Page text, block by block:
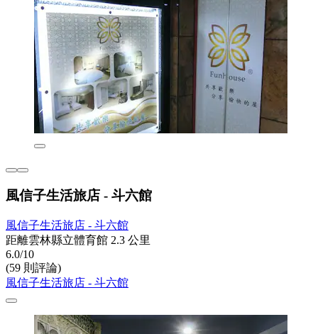
風信子生活旅店 - 斗六館
風信子生活旅店 - 斗六館
距離雲林縣立體育館 2.3 公里
6.0/10
(59 則評論)
風信子生活旅店 - 斗六館